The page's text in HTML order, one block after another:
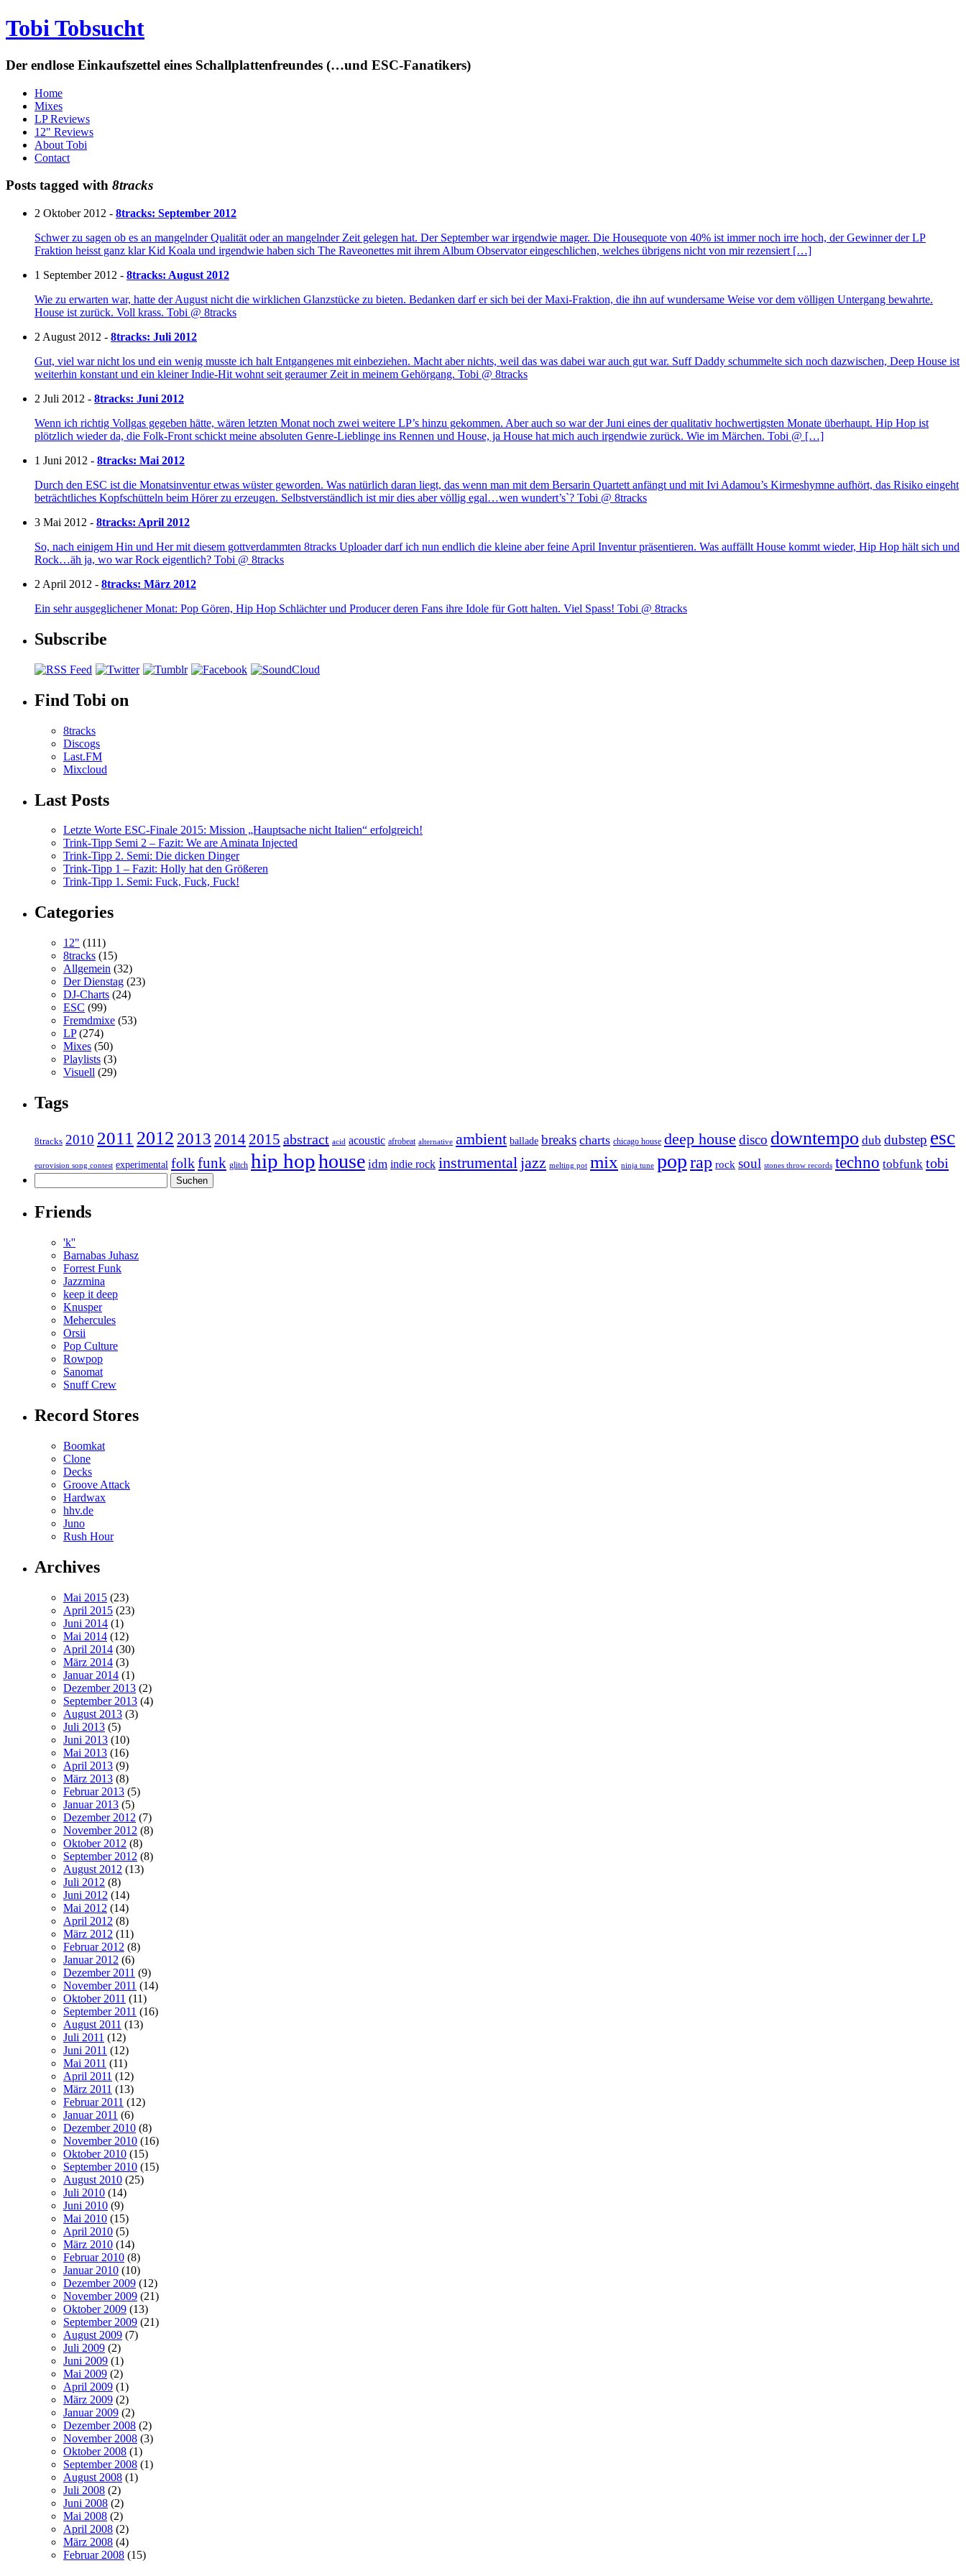
Tobi Tobsucht
Der endlose Einkaufszettel eines Schallplattenfreundes (…und ESC-Fanatikers)
Home
Mixes
LP Reviews
12" Reviews
About Tobi
Contact
Posts tagged with 8tracks
2 Oktober 2012 - 8tracks: September 2012
Schwer zu sagen ob es an mangelnder Qualität oder an mangelnder Zeit gelegen hat. Der September war irgendwie mager. Die Housequote von 40% ist immer noch irre hoch, der Gewinner der LP
Fraktion heisst ganz klar Kid Koala und irgendwie haben sich The Raveonettes mit ihrem Album Observator eingeschlichen, welches übrigens nicht von mir rezensiert […]
1 September 2012 - 8tracks: August 2012
Wie zu erwarten war, hatte der August nicht die wirklichen Glanzstücke zu bieten. Bedanken darf er sich bei der Maxi-Fraktion, die ihn auf wundersame Weise vor dem völligen Untergang bewahrte.
House ist zurück. Voll krass. Tobi @ 8tracks
2 August 2012 - 8tracks: Juli 2012
Gut, viel war nicht los und ein wenig musste ich halt Entgangenes mit einbeziehen. Macht aber nichts, weil das was dabei war auch gut war. Suff Daddy schummelte sich noch dazwischen, Deep House ist
weiterhin konstant und ein kleiner Indie-Hit wohnt seit geraumer Zeit in meinem Gehörgang. Tobi @ 8tracks
2 Juli 2012 - 8tracks: Juni 2012
Wenn ich richtig Vollgas gegeben hätte, wären letzten Monat noch zwei weitere LP’s hinzu gekommen. Aber auch so war der Juni eines der qualitativ hochwertigsten Monate überhaupt. Hip Hop ist
plötzlich wieder da, die Folk-Front schickt meine absoluten Genre-Lieblinge ins Rennen und House, ja House hat mich auch irgendwie zurück. Wie im Märchen. Tobi @ […]
1 Juni 2012 - 8tracks: Mai 2012
Durch den ESC ist die Monatsinventur etwas wüster geworden. Was natürlich daran liegt, das wenn man mit dem Bersarin Quartett anfängt und mit Ivi Adamou’s Kirmeshymne aufhört, das Risiko eingeht
beträchtliches Kopfschütteln beim Hörer zu erzeugen. Selbstverständlich ist mir dies aber völlig egal…wen wundert’s`? Tobi @ 8tracks
3 Mai 2012 - 8tracks: April 2012
So, nach einigem Hin und Her mit diesem gottverdammten 8tracks Uploader darf ich nun endlich die kleine aber feine April Inventur präsentieren. Was auffällt House kommt wieder, Hip Hop hält sich und
Rock…äh ja, wo war Rock eigentlich? Tobi @ 8tracks
2 April 2012 - 8tracks: März 2012
Ein sehr ausgeglichener Monat: Pop Gören, Hip Hop Schlächter und Producer deren Fans ihre Idole für Gott halten. Viel Spass! Tobi @ 8tracks
Subscribe
Find Tobi on
8tracks
Discogs
Last.FM
Mixcloud
Last Posts
Letzte Worte ESC-Finale 2015: Mission „Hauptsache nicht Italien“ erfolgreich!
Trink-Tipp Semi 2 – Fazit: We are Aminata Injected
Trink-Tipp 2. Semi: Die dicken Dinger
Trink-Tipp 1 – Fazit: Holly hat den Größeren
Trink-Tipp 1. Semi: Fuck, Fuck, Fuck!
Categories
12" (111)
8tracks (15)
Allgemein (32)
Der Dienstag (23)
DJ-Charts (24)
ESC (99)
Fremdmixe (53)
LP(274)
Mixes (50)
Playlists (3)
Visuell (29)
Tags
8tracks 2010 2011 2012 2013 2014 2015 abstract acid acoustic afrobeat alternative ambient ballade breaks charts chicago house deep house disco downtempo dub dubstep esc
eurovision song contest experimental folkfunk glitch hip hophouse idm indie rock instrumentaljazz melting pot mix ninja tune poprap rock soul stones throw records techno tobfunk tobi
nach:
Friends
'k''
Barnabas Juhasz
Forrest Funk
Jazzmina
keep it deep
Knusper
Mehercules
Orsii
Pop Culture
Rowpop
Sanomat
Snuff Crew
Record Stores
Boomkat
Clone
Decks
Groove Attack
Hardwax
hhv.de
Juno
Rush Hour
Archives
Mai 2015 (23)
April 2015 (23)
Juni 2014 (1)
Mai 2014 (12)
April 2014 (30)
März 2014 (3)
Januar 2014 (1)
Dezember 2013 (2)
September 2013 (4)
August 2013 (3)
Juli 2013 (5)
Juni 2013 (10)
Mai 2013 (16)
April 2013 (9)
März 2013 (8)
Februar 2013 (5)
Januar 2013 (5)
Dezember 2012 (7)
November 2012 (8)
Oktober 2012 (8)
September 2012 (8)
August 2012 (13)
Juli 2012 (8)
Juni 2012 (14)
Mai 2012 (14)
April 2012 (8)
März 2012 (11)
Februar 2012 (8)
Januar 2012 (6)
Dezember 2011 (9)
November 2011 (14)
Oktober 2011 (11)
September 2011 (16)
August 2011 (13)
Juli 2011 (12)
Juni 2011 (12)
Mai 2011 (11)
April 2011 (12)
März 2011 (13)
Februar 2011 (12)
Januar 2011 (6)
Dezember 2010 (8)
November 2010 (16)
Oktober 2010 (15)
September 2010 (15)
August 2010 (25)
Juli 2010 (14)
Juni 2010 (9)
Mai 2010 (15)
April 2010 (5)
März 2010 (14)
Februar 2010 (8)
Januar 2010 (10)
Dezember 2009 (12)
November 2009 (21)
Oktober 2009 (13)
September 2009 (21)
August 2009 (7)
Juli 2009 (2)
Juni 2009 (1)
Mai 2009 (2)
April 2009 (1)
März 2009 (2)
Januar 2009 (2)
Dezember 2008 (2)
November 2008 (3)
Oktober 2008 (1)
September 2008 (1)
August 2008 (1)
Juli 2008 (2)
Juni 2008 (2)
Mai 2008 (2)
April 2008 (2)
März 2008 (4)
Februar 2008 (15)